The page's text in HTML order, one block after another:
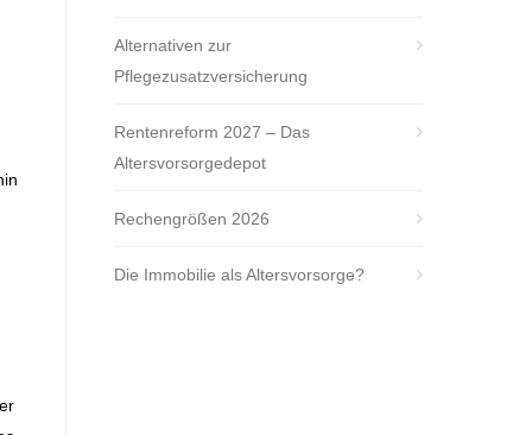
Alternativen zur
Pflegezusatzversicherung
Rentenreform 2027 – Das
Altersvorsorgedepot
Rechengrößen 2026
Die Immobilie als Altersvorsorge?